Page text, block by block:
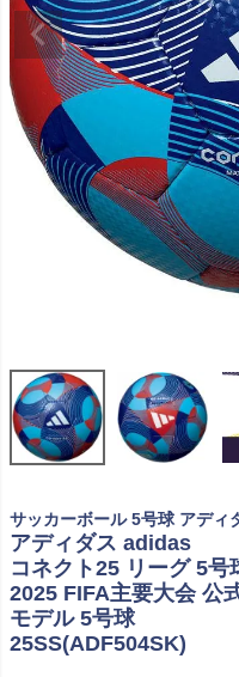
サッカーボール 5号球 アディ
アディダス adidas
コネクト25 リーグ 5号
2025 FIFA主要大会 公
モデル 5号球
25SS(ADF504SK)